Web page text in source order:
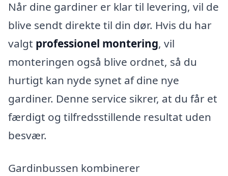
Når dine gardiner er klar til levering, vil de
blive sendt direkte til din dør. Hvis du har
valgt professionel montering, vil
monteringen også blive ordnet, så du
hurtigt kan nyde synet af dine nye
gardiner. Denne service sikrer, at du får et
færdigt og tilfredsstillende resultat uden
besvær.
Gardinbussen kombinerer